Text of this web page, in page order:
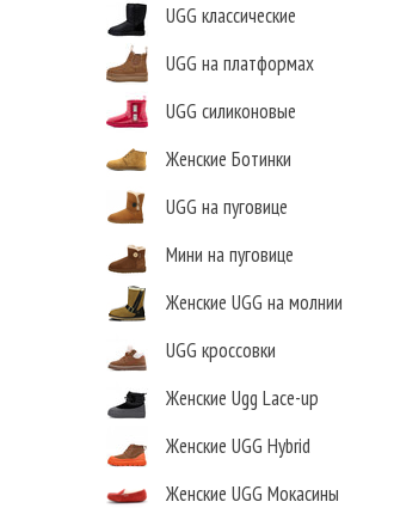
UGG классические
UGG на платформах
UGG силиконовые
Женские Ботинки
UGG на пуговице
Мини на пуговице
Женские UGG на молнии
UGG кроссовки
Женские Ugg Lace-up
Женские UGG Hybrid
Женские UGG Мокасины